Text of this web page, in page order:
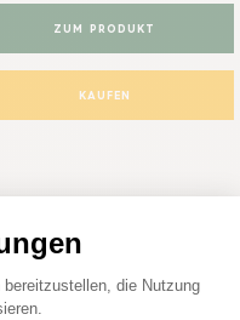
ZUM PRODUKT
KAUFEN